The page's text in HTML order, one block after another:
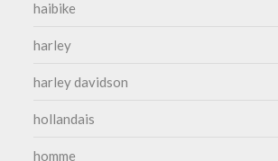
haibike
harley
harley davidson
hollandais
homme